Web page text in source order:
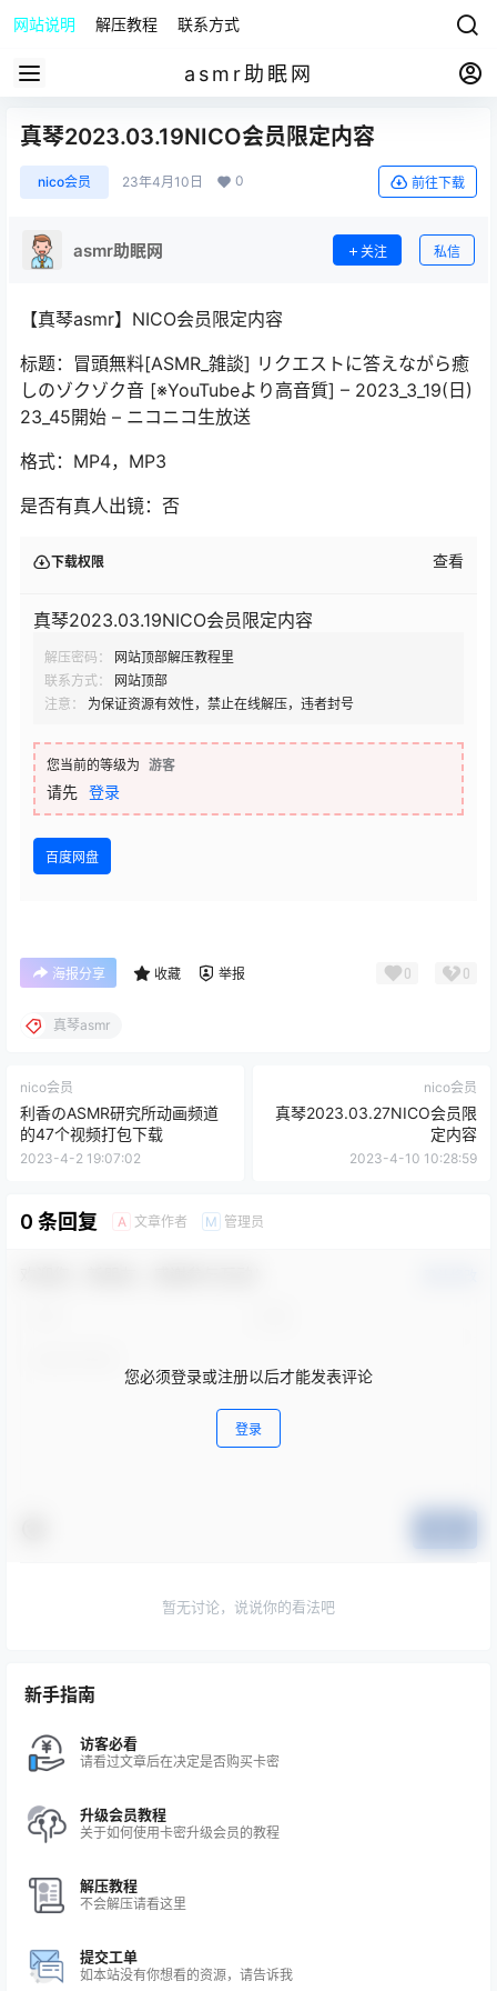
网站说明 解压教程 联系方式
asmr助眠网
真琴2023.03.19NICO会员限定内容
nico会员 23年4月10日 0 前往下载
asmr助眠网 关注 私信
【真琴asmr】NICO会员限定内容
标题：冒頭無料[ASMR_雑談] リクエストに答えながら癒
しのゾクゾク音 [※YouTubeより高音質] – 2023_3_19(日)
23_45開始 – ニコニコ生放送
格式：MP4，MP3
是否有真人出镜：否
下载权限 查看
真琴2023.03.19NICO会员限定内容
解压密码：
网站顶部解压教程里
联系方式：
网站顶部
注意：
为保证资源有效性，禁止在线解压，违者封号
您当前的等级为 游客
请先 登录
百度网盘
海报分享 收藏 举报 0 0
真琴asmr
nico会员
利香のASMR研究所动画频道
的47个视频打包下载
2023-4-2 19:07:02
nico会员
真琴2023.03.27NICO会员限
定内容
2023-4-10 10:28:59
0 条回复 A 文章作者 M 管理员
您必须登录或注册以后才能发表评论
登录
暂无讨论，说说你的看法吧
新手指南
访客必看
请看过文章后在决定是否购买卡密
升级会员教程
关于如何使用卡密升级会员的教程
解压教程
不会解压请看这里
提交工单
如本站没有你想看的资源，请告诉我